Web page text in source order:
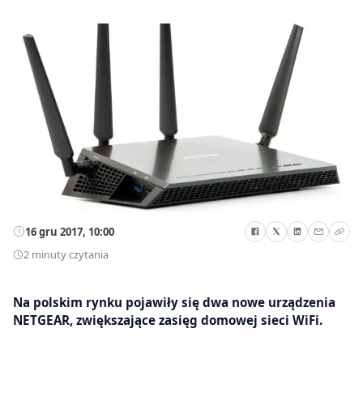
16 gru 2017, 10:00
2 minuty czytania
Na polskim rynku pojawiły się dwa nowe urządzenia
NETGEAR, zwiększające zasięg domowej sieci WiFi.